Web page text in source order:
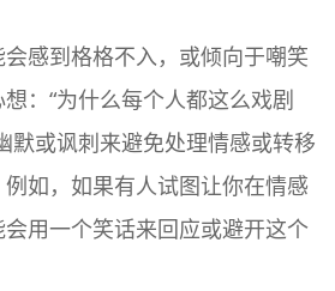
感到格格不入，或倾向于嘲笑
：“为什么每个人都这么戏剧
默或讽刺来避免处理情感或转移
如，如果有人试图让你在情感
会用一个笑话来回应或避开这个